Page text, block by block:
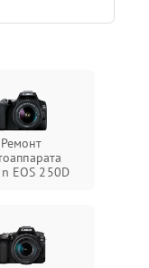
Ремонт
EOS 250D